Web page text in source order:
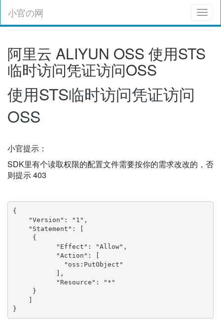
小官の网
阿里云 ALIYUN OSS 使用STS
临时访问凭证访问OSS
使用STS临时访问凭证访问
OSS
小官提示：
SDK里有个读取权限的配置文件需要按你的需求改改的，否
则提示 403
{
"Version": "1",
"Statement": [
{
"Effect": "Allow",
"Action": [
"oss:PutObject"
],
"Resource": "*"
}
]
}